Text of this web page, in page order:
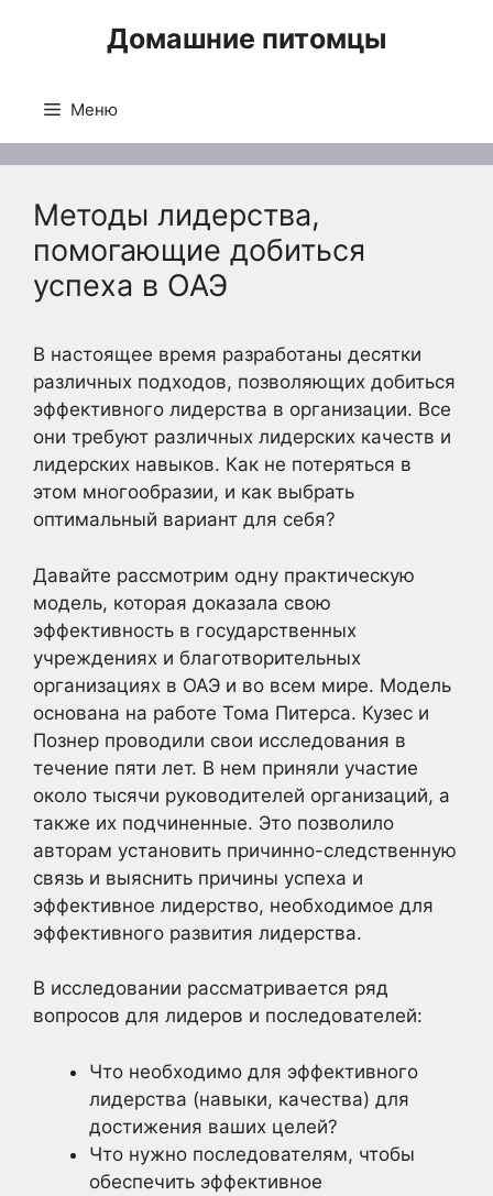
Домашние питомцы
Меню
Методы лидерства,
помогающие добиться
успеха в ОАЭ
В настоящее время разработаны десятки
различных подходов, позволяющих добиться
эффективного лидерства в организации. Все
они требуют различных лидерских качеств и
лидерских навыков. Как не потеряться в
этом многообразии, и как выбрать
оптимальный вариант для себя?
Давайте рассмотрим одну практическую
модель, которая доказала свою
эффективность в государственных
учреждениях и благотворительных
организациях в ОАЭ и во всем мире. Модель
основана на работе Тома Питерса. Кузес и
Познер проводили свои исследования в
течение пяти лет. В нем приняли участие
около тысячи руководителей организаций, а
также их подчиненные. Это позволило
авторам установить причинно-следственную
связь и выяснить причины успеха и
эффективное лидерство, необходимое для
эффективного развития лидерства.
В исследовании рассматривается ряд
вопросов для лидеров и последователей:
Что необходимо для эффективного
лидерства (навыки, качества) для
достижения ваших целей?
Что нужно последователям, чтобы
обеспечить эффективное